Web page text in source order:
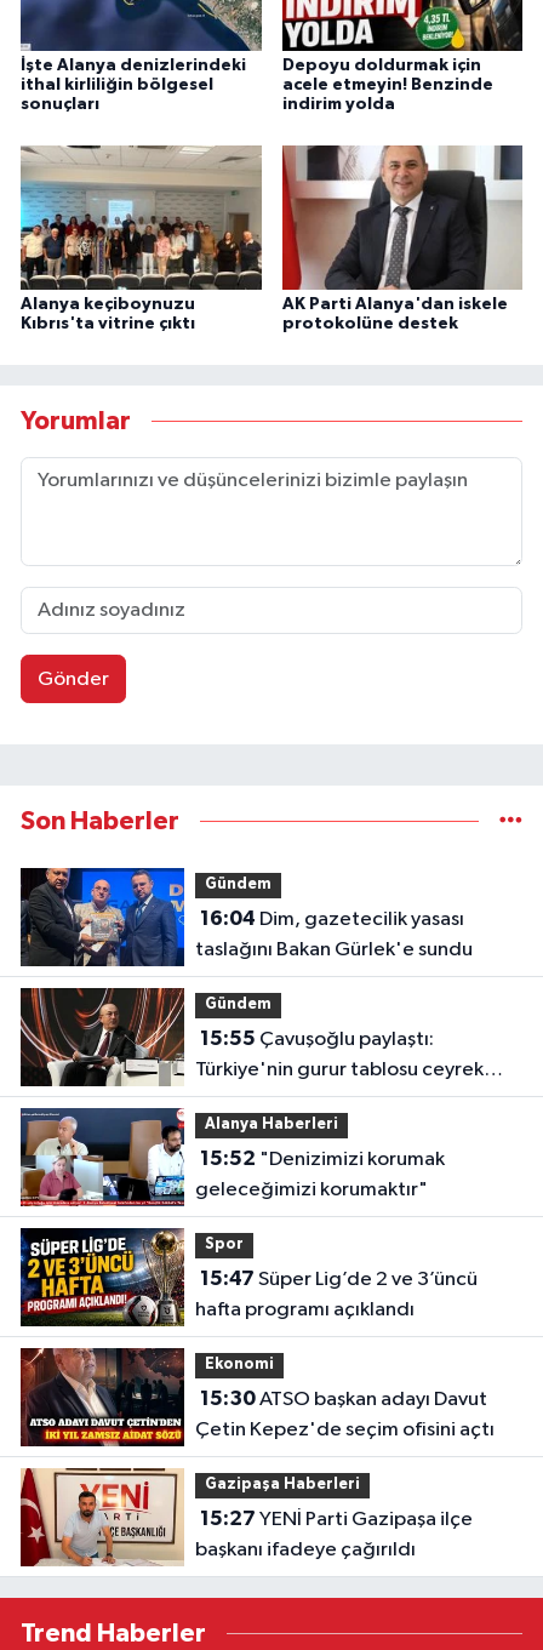
İşte Alanya denizlerindeki
ithal kirliliğin bölgesel
sonuçları
Depoyu doldurmak için
acele etmeyin! Benzinde
indirim yolda
Alanya keçiboynuzu
Kıbrıs'ta vitrine çıktı
AK Parti Alanya'dan iskele
protokolüne destek
Yorumlar
Gönder
Son Haberler
Gündem
16:04
taslağını Bakan Gürlek'e sundu
Gündem
15:55
Türkiye'nin gurur tablosu ceyrek
asra sığdı
Alanya Haberleri
15:52
geleceğimizi korumaktır"
Spor
15:47
hafta programı açıklandı
Ekonomi
15:30ATSO başkan adayı Davut
Çetin Kepez'de seçim ofisini açtı
Gazipaşa Haberleri
15:27
başkanı ifadeye çağırıldı
Trend Haberler